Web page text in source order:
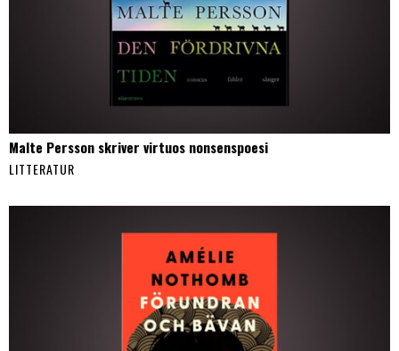
Malte Persson skriver virtuos nonsenspoesi
LITTERATUR